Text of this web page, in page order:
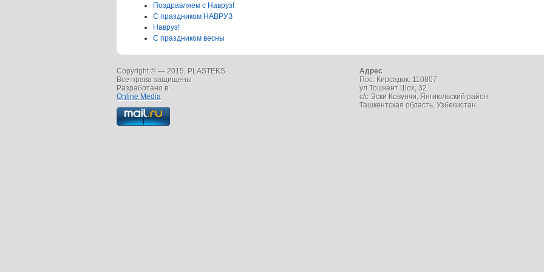
Поздравляем с Навруз!
С праздником НАВРУЗ
Навруз!
С праздником весны
Copyright © — 2015, PLASTEKS.
Все права защищены
Разработано в
Online Media
Адрес
Пос. Кирсадок. 110807
ул.Тошкент Шох, 32.
с/с Эски Ковунчи, Янгиюльский район
Ташкентская область, Узбекистан.